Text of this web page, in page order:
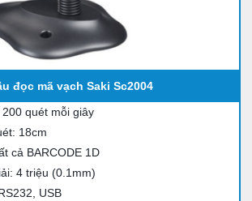
đọc mã vạch Saki Sc2004
quét mỗi giây
18cm
cả BARCODE 1D
4 triệu (0.1mm)
USB